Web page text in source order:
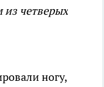
четверых
ногу,